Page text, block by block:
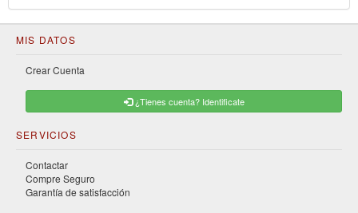
MIS DATOS
Crear Cuenta
¿Tienes cuenta? Identificate
SERVICIOS
Contactar
Compre Seguro
Garantía de satisfacción